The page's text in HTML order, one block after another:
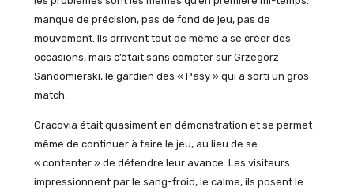
manque de précision, pas de fond de jeu, pas de
mouvement. Ils arrivent tout de même à se créer des
occasions, mais c’était sans compter sur Grzegorz
Sandomierski, le gardien des « Pasy » qui a sorti un gros
match.
Cracovia était quasiment en démonstration et se permet
même de continuer à faire le jeu, au lieu de se
« contenter » de défendre leur avance. Les visiteurs
impressionnent par le sang-froid, le calme, ils posent le